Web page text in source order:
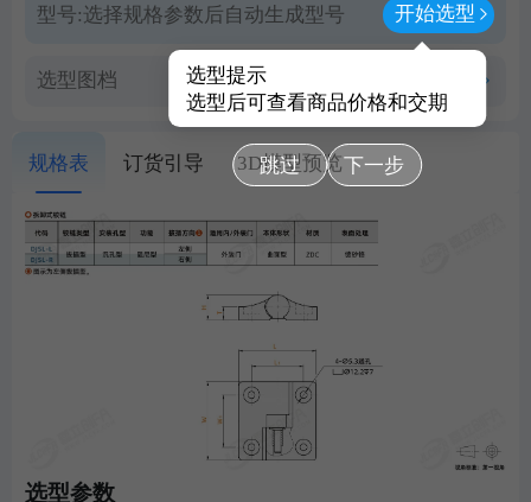
型号:选择规格参数后自动生成型号 开始选型
选型提示
选型后可查看商品价格和交期
跳过 下一步
选型图档
规格表 订货引导 3D模型预览
选型参数